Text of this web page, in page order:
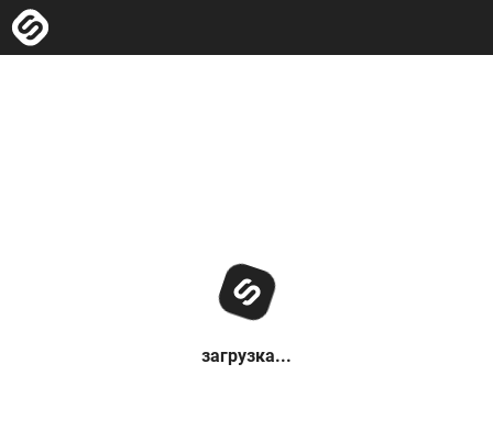
загрузка...